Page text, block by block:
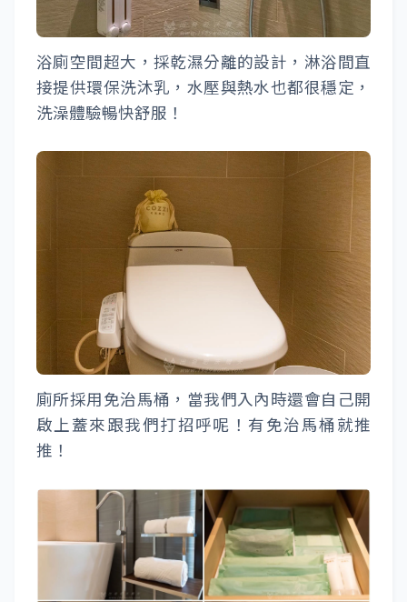
浴廁空間超大，採乾濕分離的設計，淋浴間直
接提供環保洗沐乳，水壓與熱水也都很穩定，
洗澡體驗暢快舒服！
廁所採用免治馬桶，當我們入內時還會自己開
啟上蓋來跟我們打招呼呢！有免治馬桶就推
推！